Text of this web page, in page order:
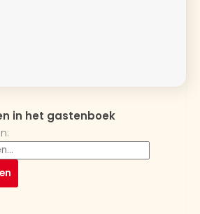
in het gastenboek